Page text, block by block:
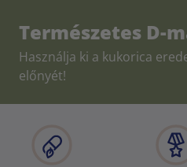
Természetes D-
Használja ki a kukorica
előnyét!